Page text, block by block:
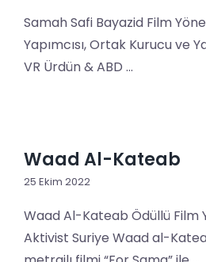
Samah Safi Bayazid Film
Yapımcısı, Ortak Kurucu ve
VR Ürdün & ABD ...
Waad Al-Kateab
25 Ekim 2022
Waad Al-Kateab Ödüllü Film
Aktivist Suriye Waad al-